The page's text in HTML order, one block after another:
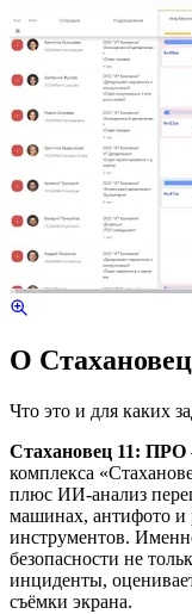
О
Что это и для каких
Стахановец 11: ПРО
комплекса
плюс ИИ-анализ
машинах, антифото
инструментов.
безопасности не
инциденты,
съёмки экрана.